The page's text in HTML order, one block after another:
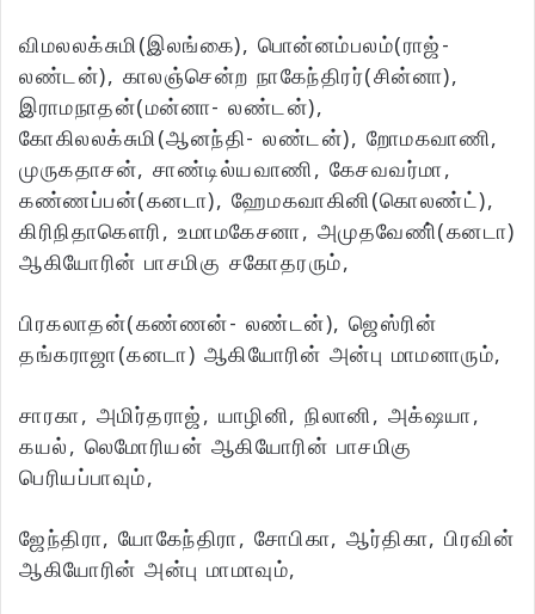
விமலலக்சுமி(இலங்கை), பொன்னம்பலம்(ராஜ்-
லண்டன்), காலஞ்சென்ற நாகேந்திரர்(சின்னா),
இராமநாதன்(மன்னா- லண்டன்),
கோகிலலக்சுமி(ஆனந்தி- லண்டன்), றோமகவாணி,
முருகதாசன், சாண்டில்யவாணி, கேசவவர்மா,
கண்ணப்பன்(கனடா), ஹேமகவாகினி(கொலண்ட்),
கிரிநிதாகெளரி, உமாமகேசனா, அமுதவேணி்(கனடா)
ஆகியோரின் பாசமிகு சகோதரரும்,
பிரகலாதன்(கண்ணன்- லண்டன்), ஜெஸ்ரின்
தங்கராஜா(கனடா) ஆகியோரின் அன்பு மாமனாரும்,
சாரகா, அமிர்தராஜ், யாழினி, நிலானி, அக்‌ஷயா,
கயல், லெமோரியன் ஆகியோரின் பாசமிகு
பெரியப்பாவும்,
ஜேந்திரா, யோகேந்திரா, சோபிகா, ஆர்திகா, பிரவின்
ஆகியோரின் அன்பு மாமாவும்,